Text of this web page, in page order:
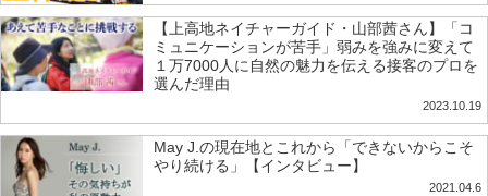
【上高地ネイチャーガイド・山部茜さん】「コ
ミュニケーションが苦手」弱みを強みに変えて
１万7000人に自然の魅力を伝える接客のプロを
選んだ理由
2023.10.19
May J.の現在地とこれから「できないからこそ
やり続ける」【インタビュー】
2021.04.6